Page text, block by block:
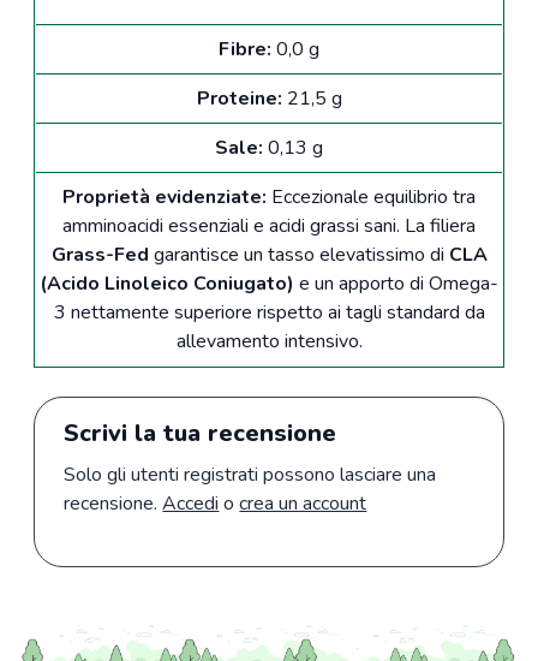
Fibre: 0,0 g
Proteine: 21,5 g
Sale: 0,13 g
Proprietà evidenziate: Eccezionale equilibrio tra
amminoacidi essenziali e acidi grassi sani. La filiera
Grass-Fed garantisce un tasso elevatissimo di CLA
(Acido Linoleico Coniugato) e un apporto di Omega-
3 nettamente superiore rispetto ai tagli standard da
allevamento intensivo.
Scrivi la tua recensione
Solo gli utenti registrati possono lasciare una
recensione.Accedi ocrea un account